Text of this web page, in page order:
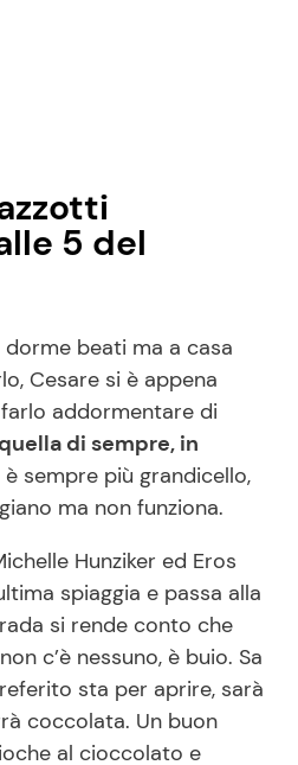
5 del
dorme beati ma a casa
Cesare si è appena
addormentare di
di sempre, in
è sempre più grandicello,
ma non funziona.
Hunziker ed Eros
spiaggia e passa alla
si rende conto che
non c’è nessuno, è buio. Sa
sta per aprire, sarà
coccolata. Un buon
al cioccolato e